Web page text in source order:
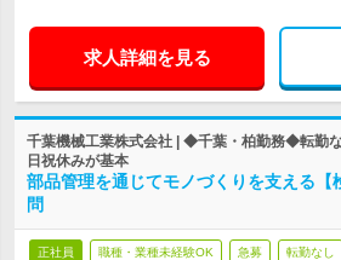
求人詳細を見る
千葉機械工業株式会社 | ◆千葉・柏勤務◆転勤
日祝休みが基本
部品管理を通じてモノづくりを支える
問
正社員 職種・業種未経験OK 急募 転勤なし